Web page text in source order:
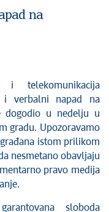
na
i telekomunikacija
i verbalni napad na
dogodio u nedelju u
gradu. Upozoravamo
istom prilikom
nesmetano obavljaju
pravo medija
sloboda